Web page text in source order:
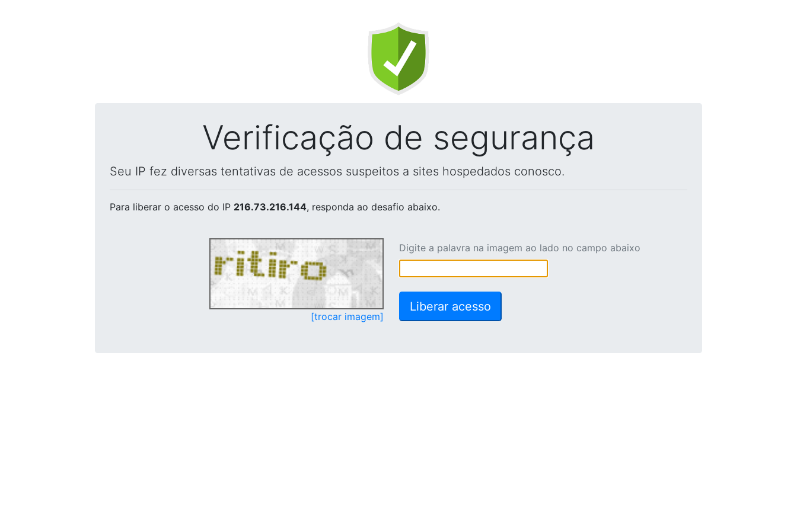
Verificação de segurança
Seu IP fez diversas tentativas de acessos suspeitos a sites hospedados conosco.
Para liberar o acesso do IP 216.73.216.144, responda ao desafio abaixo.
[trocar imagem]
Digite a palavra na imagem ao lado no campo abaixo